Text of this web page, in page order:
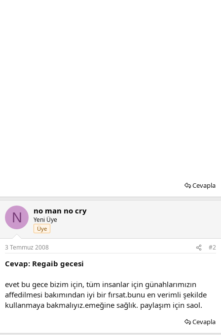
Cevapla
N no man no cry
Yeni Üye
Üye
3 Temmuz 2008 #2
Cevap: Regaib gecesi
evet bu gece bizim için, tüm insanlar için günahlarımızın
affedilmesi bakımından iyi bir fırsat.bunu en verimli şekilde
kullanmaya bakmalıyız.emeğine sağlık. paylaşım için saol.
Cevapla